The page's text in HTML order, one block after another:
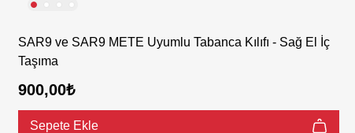
SAR9 ve SAR9 METE Uyumlu Tabanca Kılıfı - Sağ El İç
Taşıma
900,00₺
Sepete Ekle